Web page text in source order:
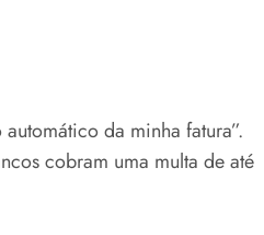
da minha fatura”.
cobram uma multa de até